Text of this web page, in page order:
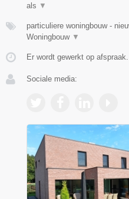
als ▼
particuliere woningbouw -
Woningbouw ▼
Er wordt gewerkt op afspraak.
Sociale media: